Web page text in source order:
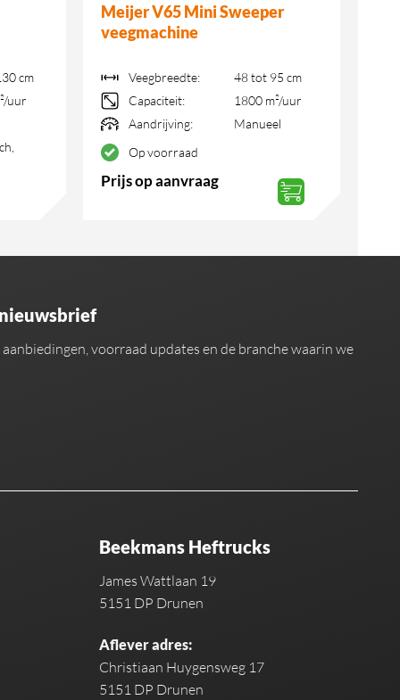
cm
uur
Meijer V65 Mini Sweeper
veegmachine
Veegbreedte:
48 tot 95 cm
Capaciteit:
1800 m²/uur
Aandrijving:
Manueel
Op voorraad
Prijs op aanvraag
voorraad updates en de branche waarin we
Beekmans Heftrucks
James Wattlaan 19
5151 DP Drunen
Aflever adres:
Christiaan Huygensweg 17
5151 DP Drunen